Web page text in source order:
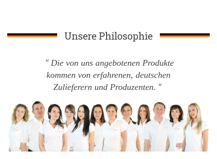
Unsere Philosophie
Die von uns angebotenen Produkte
kommen von erfahrenen, deutschen
Zulieferern und Produzenten.